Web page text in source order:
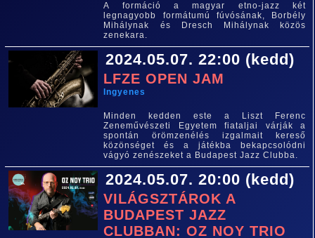
A formáció a magyar etno-jazz két
legnagyobb formátumú fúvósának, Borbély
Mihálynak és Dresch Mihálynak közös
zenekara.
2024.05.07. 22:00 (kedd)
LFZE OPEN JAM
Ingyenes
Minden kedden este a Liszt Ferenc
Zeneművészeti Egyetem fiataljai várják a
spontán örömzenélés izgalmait kereső
közönséget és a játékba bekapcsolódni
vágyó zenészeket a Budapest Jazz Clubba.
2024.05.07. 20:00 (kedd)
VILÁGSZTÁROK A
BUDAPEST JAZZ
CLUBBAN: OZ NOY TRIO